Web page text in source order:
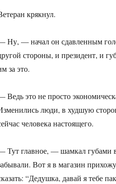
крякнул.
Ну, — начал он сдавленным
стороны, и президент, и
за это.
Ведь это не просто
люди, в худшую
человека настоящего.
Тут главное, — шамкал губами
Вот я в магазин
“Дедушка, давай я тебе